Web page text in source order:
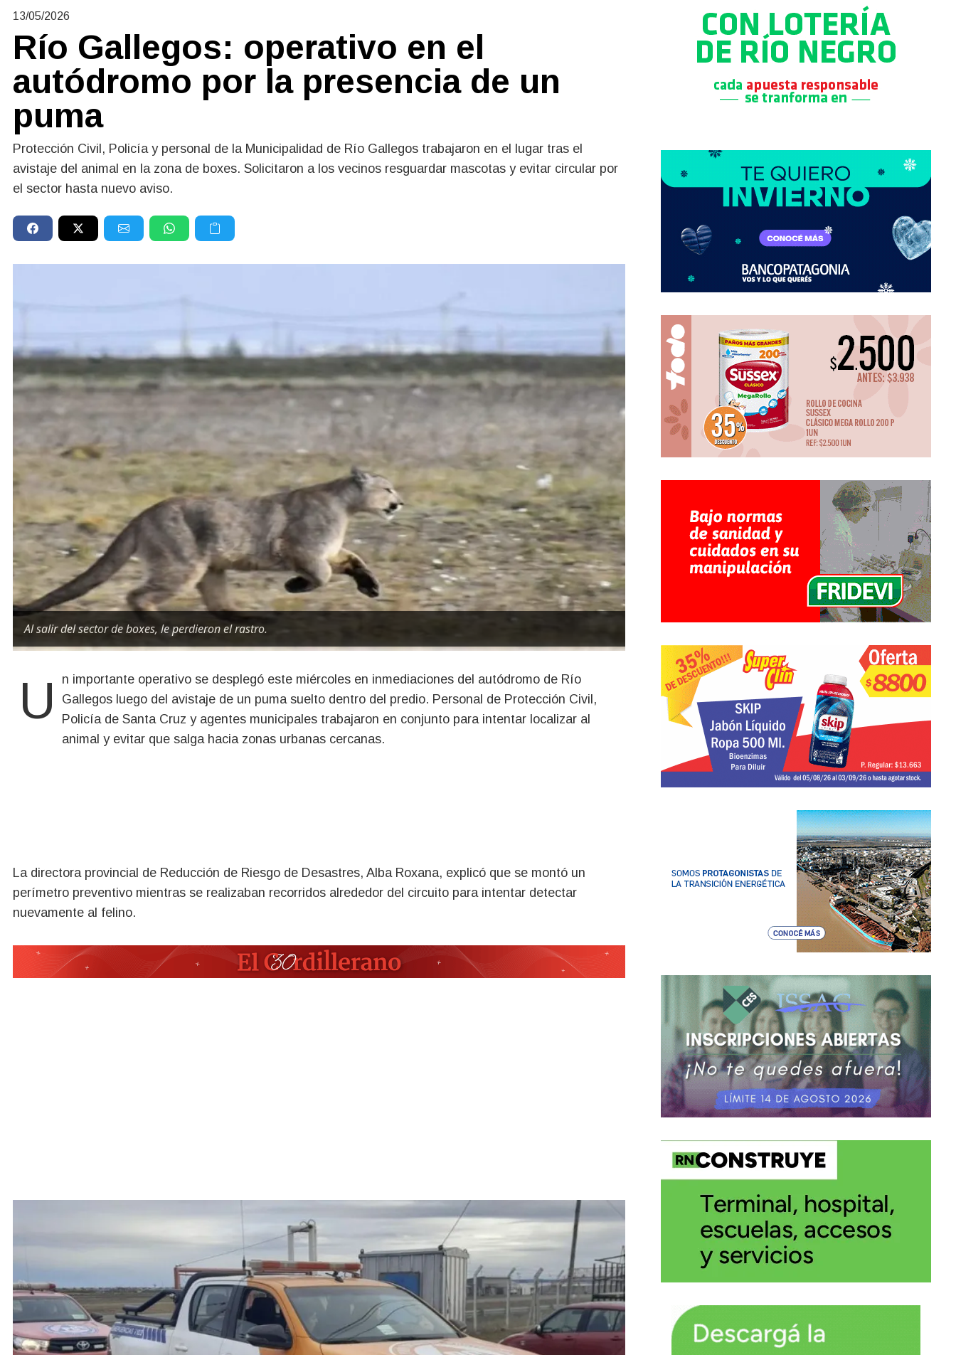
13/05/2026
Río Gallegos: operativo en el
autódromo por la presencia de un
puma
Protección Civil, Policía y personal de la Municipalidad de Río Gallegos trabajaron en el lugar tras el
avistaje del animal en la zona de boxes. Solicitaron a los vecinos resguardar mascotas y evitar circular por
el sector hasta nuevo aviso.
Al salir del sector de boxes, le perdieron el rastro.
Un importante operativo se desplegó este miércoles en inmediaciones del autódromo de Río
Gallegos luego del avistaje de un puma suelto dentro del predio. Personal de Protección Civil,
Policía de Santa Cruz y agentes municipales trabajaron en conjunto para intentar localizar al
animal y evitar que salga hacia zonas urbanas cercanas.
La directora provincial de Reducción de Riesgo de Desastres, Alba Roxana, explicó que se montó un
perímetro preventivo mientras se realizaban recorridos alrededor del circuito para intentar detectar
nuevamente al felino.